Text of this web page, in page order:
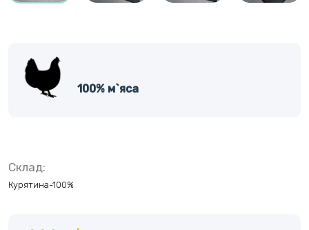
100% м`яса
Склад:
Курятина-100%